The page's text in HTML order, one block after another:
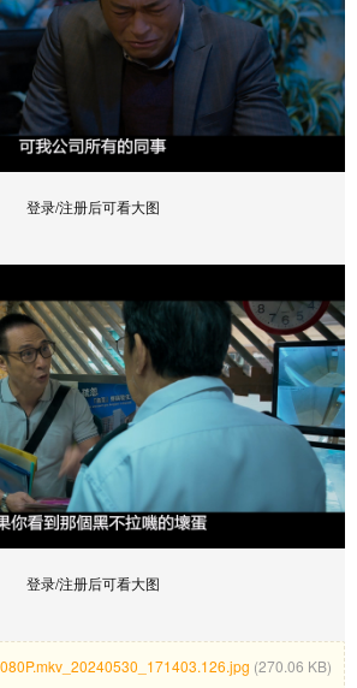
登录/注册后可看大图
登录/注册后可看大图
(270.06 KB)